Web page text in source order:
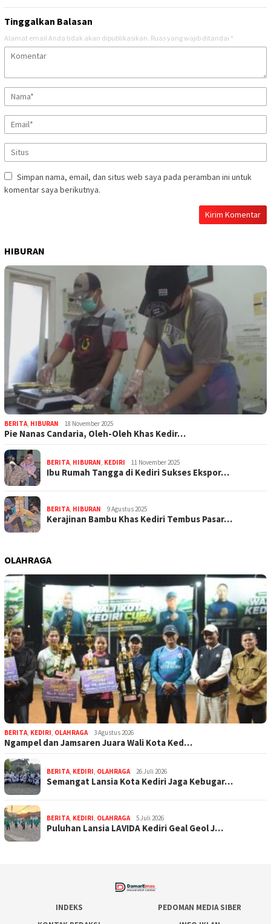
Tinggalkan Balasan
Alamat email Anda tidak akan dipublikasikan. Ruas yang wajib ditandai *
Simpan nama, email, dan situs web saya pada peramban ini untuk
komentar saya berikutnya.
HIBURAN
BERITA HIBURAN 18 November 2025
Pie Nanas Candaria, Oleh-Oleh Khas Kedir…
BERITA HIBURAN KEDIRI 11 November 2025
Ibu Rumah Tangga di Kediri Sukses Ekspor…
BERITA HIBURAN 9 Agustus 2025
Kerajinan Bambu Khas Kediri Tembus Pasar…
OLAHRAGA
BERITA KEDIRI OLAHRAGA 3 Agustus 2026
Ngampel dan Jamsaren Juara Wali Kota Ked…
BERITA KEDIRI OLAHRAGA 26 Juli 2026
Semangat Lansia Kota Kediri Jaga Kebugar…
BERITA KEDIRI OLAHRAGA 5 Juli 2026
Puluhan Lansia LAVIDA Kediri Geal Geol J…
INDEKS
PEDOMAN MEDIA SIBER